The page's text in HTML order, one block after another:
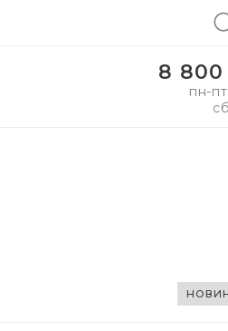
8 800
пн-